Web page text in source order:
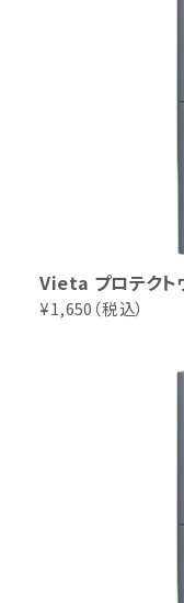
Vieta プロテクト
¥1,650（税込）